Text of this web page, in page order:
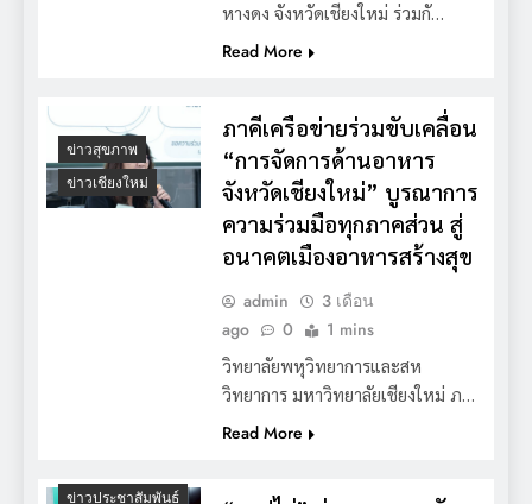
หางดง จังหวัดเชียงใหม่ ร่วมกั…
Read More
ข่าวสุขภาพ
ข่าวเชียงใหม่
ภาคีเครือข่ายร่วมขับเคลื่อน
“การจัดการด้านอาหาร
จังหวัดเชียงใหม่” บูรณาการ
ความร่วมมือทุกภาคส่วน สู่
อนาคตเมืองอาหารสร้างสุข
admin
3 เดือน
ago
0 1 mins
วิทยาลัยพหุวิทยาการและสห
วิทยาการ มหาวิทยาลัยเชียงใหม่ ภ…
Read More
ข่าวประชาสัมพันธ์